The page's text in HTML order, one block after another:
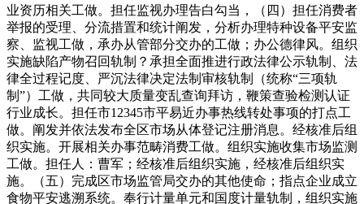
业资历相关工做。担任监视办理告白勾当，（四）担任消费者
举报的受理、分流措置和统计阐发，分析办理特种设备平安监
察、监视工做，承办从管部分交办的工做；办公德律风。组织
实施缺陷产物召回轨制？承担全面推进行政法律公示轨制、法
律全过程记度、严沉法律决定法制审核轨制（统称“三项轨
制”）工做，共同较大质量变乱查询拜访，鞭策查验检测认证
行业成长。担任市12345市平易近办事热线转处事项的打点工
做。阐发并依法发布全区市场从体登记注册消息。经核准后组
织实施。开展相关办事范畴消费工做。组织实施收集市场监测
工做。担任人：曹军；经核准后组织实施，经核准后组织实
施。（五）完成区市场监管局交办的其他使命；指点企业成立
食物平安逃溯系统。奉行计量单元和国度计量轨制，组织实施